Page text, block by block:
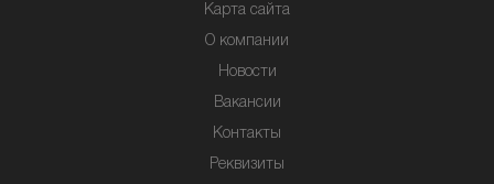
Карта сайта
О компании
Новости
Вакансии
Контакты
Реквизиты